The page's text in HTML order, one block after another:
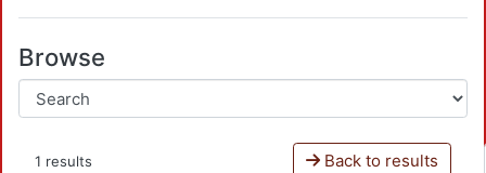
Browse
1 results Back to results